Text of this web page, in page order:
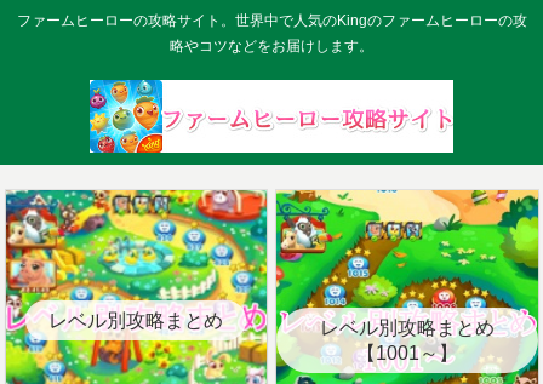
ファームヒーローの攻略サイト。世界中で人気のKingのファームヒーローの攻
略やコツなどをお届けします。
レベル別攻略まとめ
レベル別攻略まとめ
【1001～】